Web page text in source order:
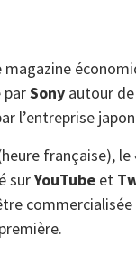
magazine
parSony autour
l’entreprise
française), le
surYouTube et